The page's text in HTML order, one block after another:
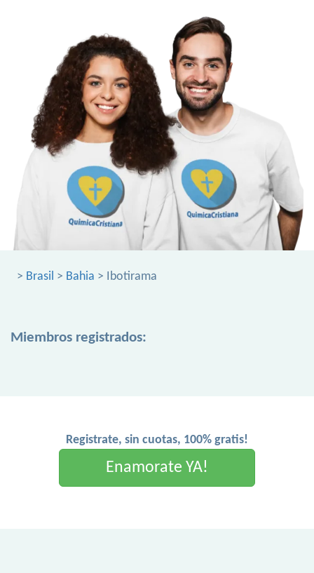
> Brasil > Bahia > Ibotirama
Miembros registrados:
Registrate, sin cuotas, 100% gratis!
Enamorate YA!